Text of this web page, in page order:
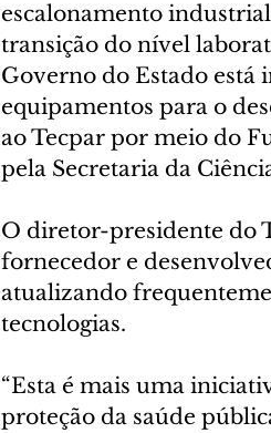
escalonamento
transição do nível
Governo do Estado está
equipamentos para o
ao Tecpar por meio do
pela Secretaria da
O diretor-presidente do
fornecedor e
atualizando
tecnologias.
“Esta é mais uma
proteção da saúde